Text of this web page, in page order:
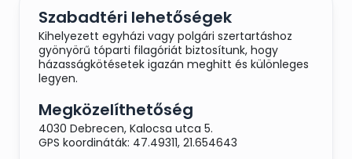
párolt, aszalt gyümölcsökkel , cheddar
sajttal, aszalt paradicsommal töltött
csirkemell, Pulykanyárs dijoni
gyöngyhagymamártással
,Harcsapaprikás juhtúrós sztrapacskával,
malac, vagy malac comb,
kemencésburgonyával , Vadpörkölt
gnocchival, Narancsos-rozmaringos-,
édes-chilis-, kapros-joghurtos öntet
Szabadtéri lehetőségek
Kihelyezett egyházi vagy polgári szertartáshoz
gyönyörű tóparti filagóriát biztosítunk, hogy
házasságkötésetek igazán meghitt és különleges
legyen.
Megközelíthetőség
4030 Debrecen, Kalocsa utca 5.
GPS koordináták: 47.49311, 21.654643